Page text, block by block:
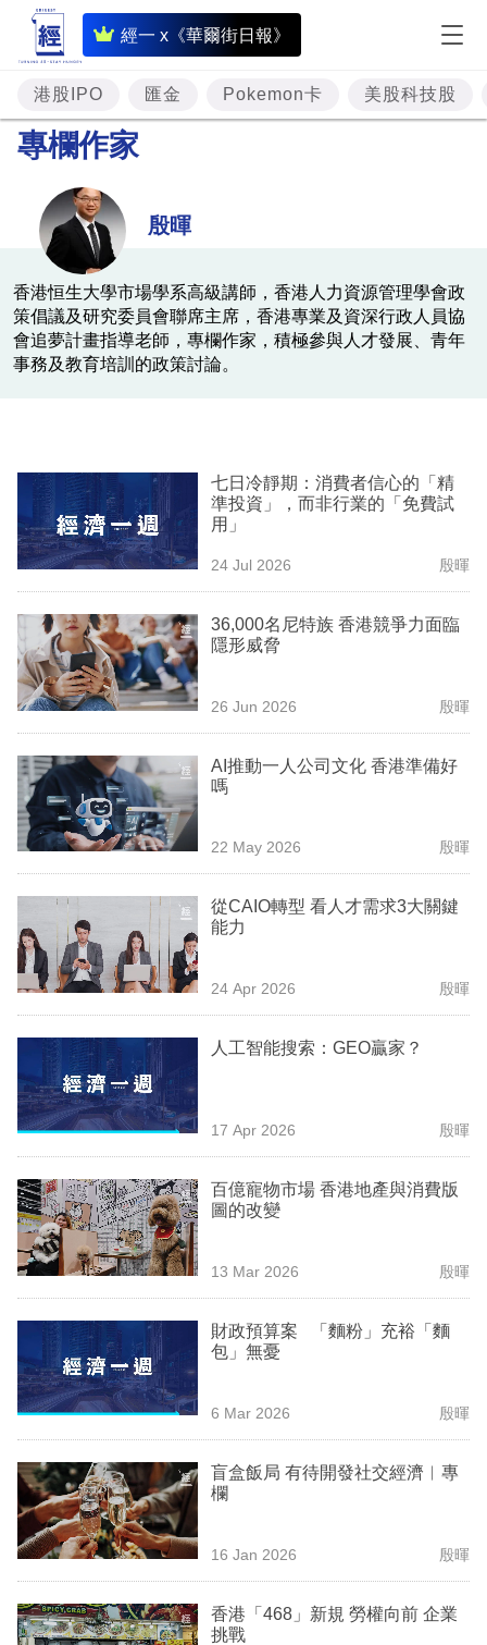
經一 x《華爾街日報》
即
時
財
經
樓
市
商
業
科
職
場
生
活
時
事
專
訂
閱
專
港股IPO 匯金 Pokemon卡 美股科技股
專欄作家
殷暉
香港恒生大學市場學系高級講師，香港人力資源管理學會政
策倡議及研究委員會聯席主席，香港專業及資深行政人員協
會追夢計畫指導老師，專欄作家，積極參與人才發展、青年
事務及教育培訓的政策討論。
七日冷靜期：消費者信心的「精
準投資」，而非行業的「免費試
用」
24 Jul 2026 殷暉
36,000名尼特族 香港競爭力面臨
隱形威脅
26 Jun 2026 殷暉
AI推動一人公司文化 香港準備好
嗎
22 May 2026 殷暉
從CAIO轉型 看人才需求3大關鍵
能力
24 Apr 2026 殷暉
人工智能搜索：GEO贏家？
17 Apr 2026 殷暉
百億寵物市場 香港地產與消費版
圖的改變
13 Mar 2026 殷暉
財政預算案 「麵粉」充裕「麵
包」無憂
6 Mar 2026 殷暉
盲盒飯局 有待開發社交經濟︳專
欄
16 Jan 2026 殷暉
香港「468」新規 勞權向前 企業
挑戰